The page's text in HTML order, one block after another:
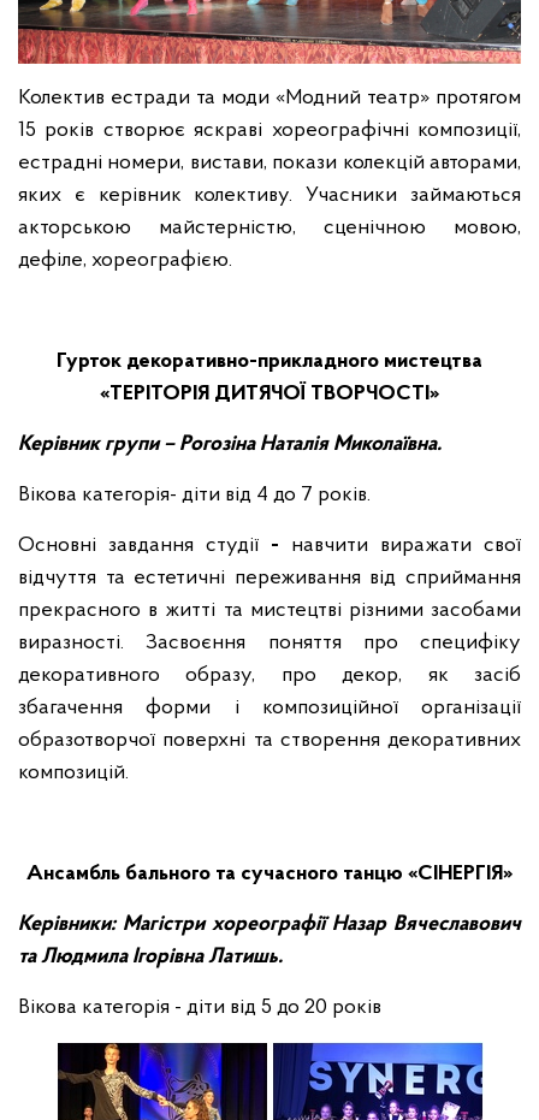
Колектив естради та моди «Модний театр» протягом
15 років створює яскраві хореографічні композиції,
естрадні номери, вистави, покази колекцій авторами,
яких є керівник колективу. Учасники займаються
акторською майстерністю, сценічною мовою,
дефіле, хореографією.
Гурток декоративно-прикладного мистецтва
«ТЕРІТОРІЯ ДИТЯЧОЇ ТВОРЧОСТІ»
Керівник групи – Рогозіна Наталія Миколаївна.
Вікова категорія- діти від 4 до 7 років.
Основні завдання студії - навчити виражати свої
відчуття та естетичні переживання від сприймання
прекрасного в житті та мистецтві різними засобами
виразності. Засвоєння поняття про специфіку
декоративного образу, про декор, як засіб
збагачення форми і композиційної організації
образотворчої поверхні та створення декоративних
композицій.
Ансамбль бального та сучасного танцю «СІНЕРГІЯ»
Керівники: Магістри хореографії Назар Вячеславович
та Людмила Ігорівна Латишь.
Вікова категорія - діти від 5 до 20 років